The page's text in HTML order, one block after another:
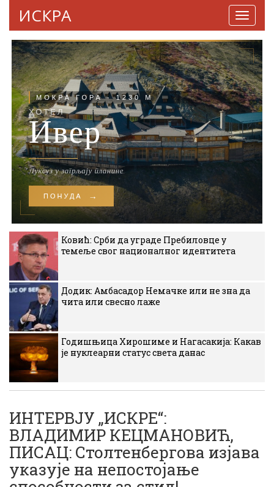
ИСКРА
Ковић: Срби да уграде Пребиловце у
темеље свог националног идентитета
Додик: Амбасадор Немачке или не зна да
чита или свесно лаже
Годишњица Хирошиме и Нагасакија: Какав
је нуклеарни статус света данас
ИНТЕРВЈУ „ИСКРЕ“:
ВЛАДИМИР КЕЦМАНОВИЋ,
ПИСАЦ: Столтенбергова изјава
указује на непостојање